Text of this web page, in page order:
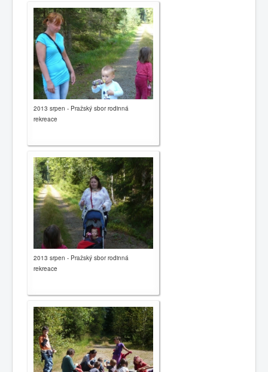
2013 srpen - Pražský sbor rodinná
rekreace
2013 srpen - Pražský sbor rodinná
rekreace